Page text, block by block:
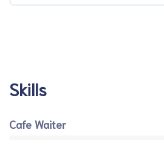
Skills
Cafe Waiter